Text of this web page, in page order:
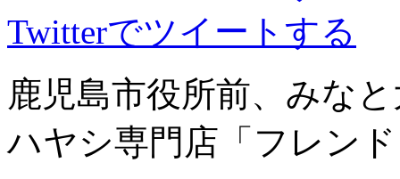
Twitterでツイートする
鹿児島市役所前、みな
ハヤシ専門店「フレン